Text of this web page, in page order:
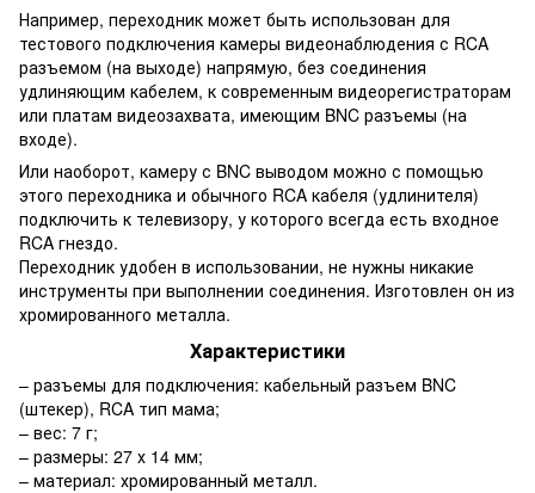
Например, переходник может быть использован для
тестового подключения камеры видеонаблюдения с RCA
разъемом (на выходе) напрямую, без соединения
удлиняющим кабелем, к современным видеорегистраторам
или платам видеозахвата, имеющим BNC разъемы (на
входе).
Или наоборот, камеру с BNC выводом можно с помощью
этого переходника и обычного RCA кабеля (удлинителя)
подключить к телевизору, у которого всегда есть входное
RCA гнездо.
Переходник удобен в использовании, не нужны никакие
инструменты при выполнении соединения. Изготовлен он из
хромированного металла.
Характеристики
– разъемы для подключения: кабельный разъем BNC
(штекер), RCA тип мама;
– вес: 7 г;
– размеры: 27 х 14 мм;
– материал: хромированный металл.